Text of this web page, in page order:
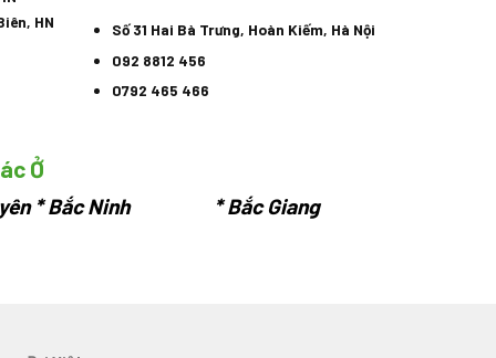
HN
Số 31 Hai Bà Trưng, Hoàn Kiếm, Hà Nội
092 8812 456
0792 465 466
Ở
* Bắc Ninh * Bắc Giang